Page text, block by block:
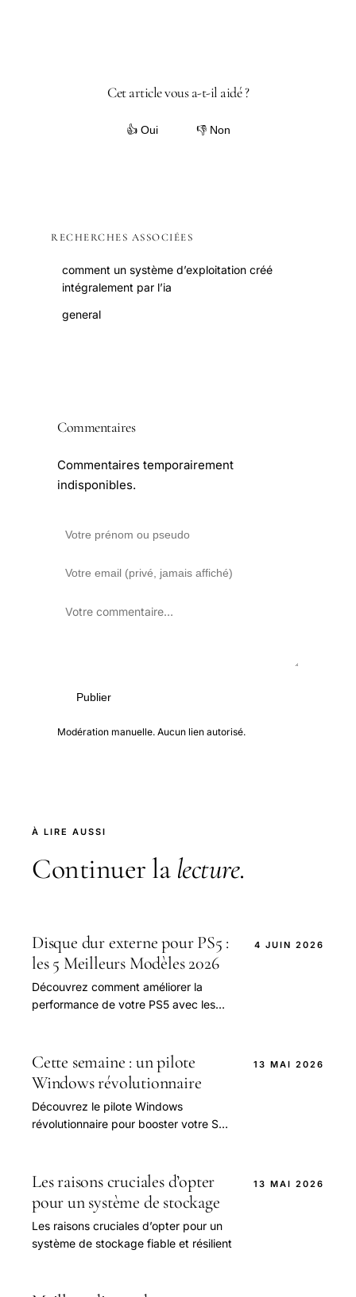
Cet article vous a-t-il aidé ?
👍 Oui 👎 Non
RECHERCHES ASSOCIÉES
comment un système d’exploitation créé
intégralement par l’ia
general
Commentaires
Commentaires temporairement
indisponibles.
Publier
Modération manuelle. Aucun lien autorisé.
À LIRE AUSSI
Continuer la lecture.
Disque dur externe pour PS5 :
les 5 Meilleurs Modèles 2026
Découvrez comment améliorer la
performance de votre PS5 avec les
4 JUIN 2026
Cette semaine : un pilote
Windows révolutionnaire
Découvrez le pilote Windows
révolutionnaire pour booster votre SSD
13 MAI 2026
Les raisons cruciales d’opter
pour un système de stockage
Les raisons cruciales d’opter pour un
système de stockage fiable et résilient
13 MAI 2026